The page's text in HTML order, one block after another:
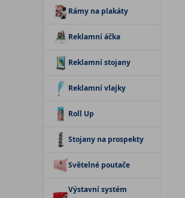
Rámy na plakáty
Reklamní áčka
Reklamní stojany
Reklamní vlajky
Roll Up
Stojany na prospekty
Světelné poutače
Výstavní systém